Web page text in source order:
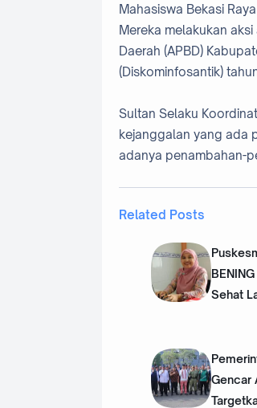
Mahasiswa Bekasi
Mereka melakukan
Daerah (APBD)
(Diskominfosantik)
Sultan Selaku
kejanggalan yang ada
adanya penambahan-
Related Posts
Sehat
Gencar